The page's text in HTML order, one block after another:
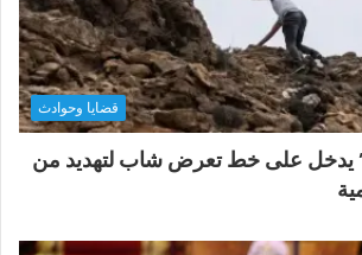
قضايا وحوادث
على خط تعرض شاب لتهديد من